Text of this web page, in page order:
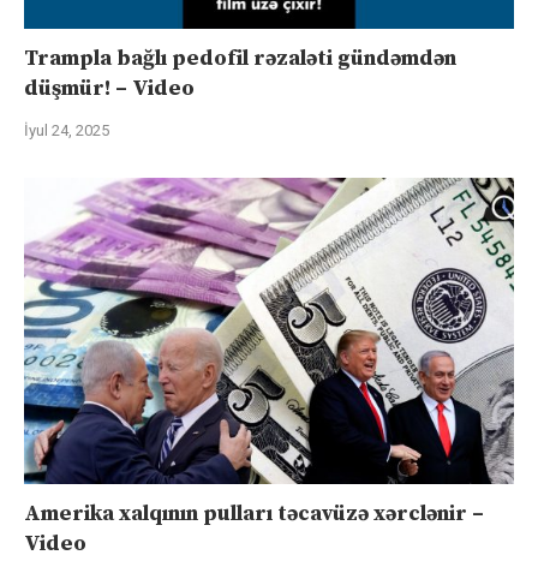
Trampla bağlı pedofil rəzaləti gündəmdən
düşmür! – Video
İyul 24, 2025
Amerika xalqının pulları təcavüzə xərclənir –
Video